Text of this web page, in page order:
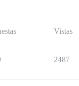
Vistas
2487